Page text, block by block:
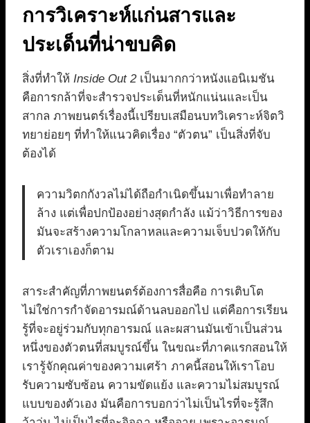
การวิเคราะห์แก่นสารและ
ประเด็นที่น่าขบคิด
สิ่งที่ทำให้ Inside Out 2เป็นมากกว่าหนังแอนิเมชัน
คือการกล้าที่จะสำรวจประเด็นที่หนักแน่นและเป็น
สากล ภาพยนตร์เรื่องนี้เปรียบเสมือนบทวิเคราะห์จิตวิ
ทยาย่อยๆ ที่ทำให้แนวคิดเรื่อง “ตัวตน” เป็นสิ่งที่จับ
ต้องได้
ความวิตกกังวลไม่ได้ถือกำเนิดขึ้นมาเพื่อทำลาย
ล้าง แต่เพื่อปกป้องอย่างสุดกำลัง แม้ว่าวิธีการของ
มันจะสร้างความโกลาหลและความเจ็บปวดให้กับ
ตัวเราเองก็ตาม
สาระสำคัญที่ภาพยนตร์ต้องการสื่อคือ การเติบโต
ไม่ใช่การกำจัดอารมณ์ด้านลบออกไป แต่คือการเรียน
รู้ที่จะอยู่ร่วมกับทุกอารมณ์ และผสานมันเข้าเป็นส่วน
หนึ่งของตัวตนที่สมบูรณ์ขึ้น ในขณะที่ภาคแรกสอนให้
เรารู้จักคุณค่าของความเศร้า ภาคนี้สอนให้เราโอบ
รับความซับซ้อน ความขัดแย้ง และความไม่สมบูรณ์
แบบของตัวเอง มันคือการบอกว่าไม่เป็นไรที่จะรู้สึก